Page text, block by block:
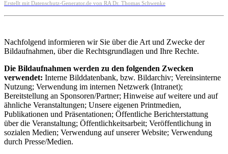
Erstellt mit Datenschutz-Generator.de von RA Dr. Thomas Schwenke
Nachfolgend informieren wir Sie über die Art und Zwecke der
Bildaufnahmen, über die Rechtsgrundlagen und Ihre Rechte.
Die Bildaufnahmen werden zu den folgenden Zwecken
verwendet: Interne Bilddatenbank, bzw. Bildarchiv; Vereinsinterne
Nutzung; Verwendung im internen Netzwerk (Intranet);
Bereitstellung an Sponsoren/Partner; Hinweise auf weitere und auf
ähnliche Veranstaltungen; Unsere eigenen Printmedien,
Publikationen und Präsentationen; Öffentliche Berichterstattung
über die Veranstaltung; Öffentlichkeitsarbeit; Veröffentlichung in
sozialen Medien; Verwendung auf unserer Website; Verwendung
durch Presse/Medien.